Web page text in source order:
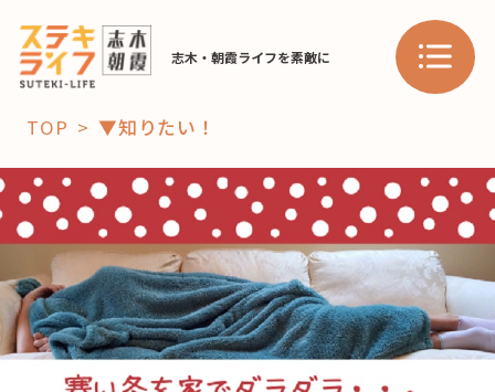
志木・朝霞ライフを素敵に
「コト」
子育て
暮らし
おすすめ
スポット 学び・教育
TOP ▼知りたい！